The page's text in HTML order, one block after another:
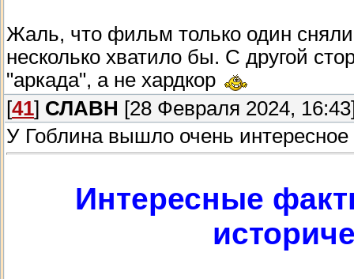
Жаль, что фильм только один
несколько хватило бы. С другой
"аркада", а не хардкор
[41] СЛАВН [28 Февраля 2024,
У Гоблина вышло очень
Интересные